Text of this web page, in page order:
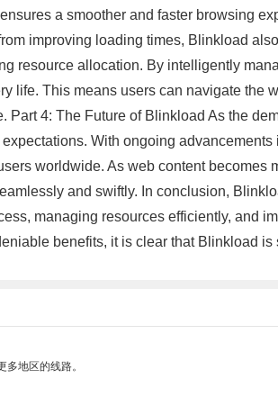
a smoother and faster browsing
improving loading times, Blinkload
resource allocation. By intelligently
life. This means users can navigate
4: The Future of Blinkload As the
With ongoing
worldwide. As web content
and swiftly. In conclusion,
managing resources efficiently, and
benefits, it is clear that Blinkload
地区的线路。